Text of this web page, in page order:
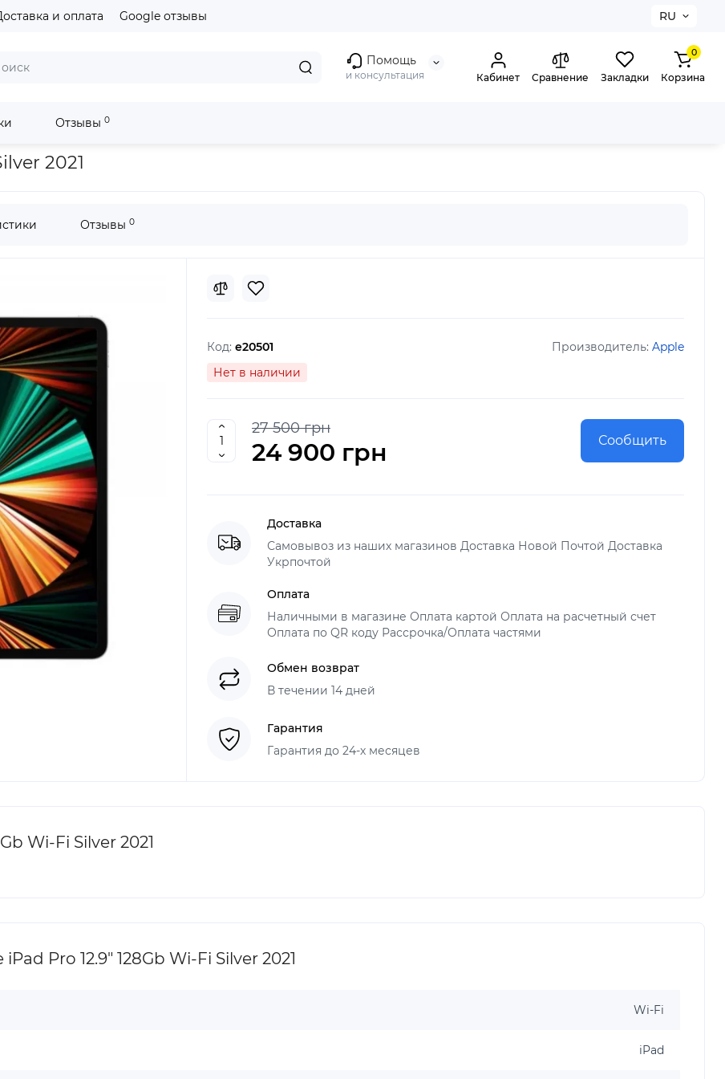
и оплата Google отзывы RU
Помощь
и консультация Кабинет Сравнение Закладки
0
Корзина
Отзывы 0
2021
Отзывы 0
Код: e20501 Производитель: Apple
Нет в наличии
27 500 грн
24 900 грн Сообщить
Доставка
Самовывоз из наших магазинов Доставка Новой Почтой Доставка
Укрпочтой
Оплата
Наличными в магазине Оплата картой Оплата на расчетный счет
Оплата по QR коду Рассрочка/Оплата частями
Обмен возврат
В течении 14 дней
Гарантия
Гарантия до 24-х месяцев
Wi-Fi Silver 2021
Pro 12.9" 128Gb Wi-Fi Silver 2021
Wi-Fi
iPad